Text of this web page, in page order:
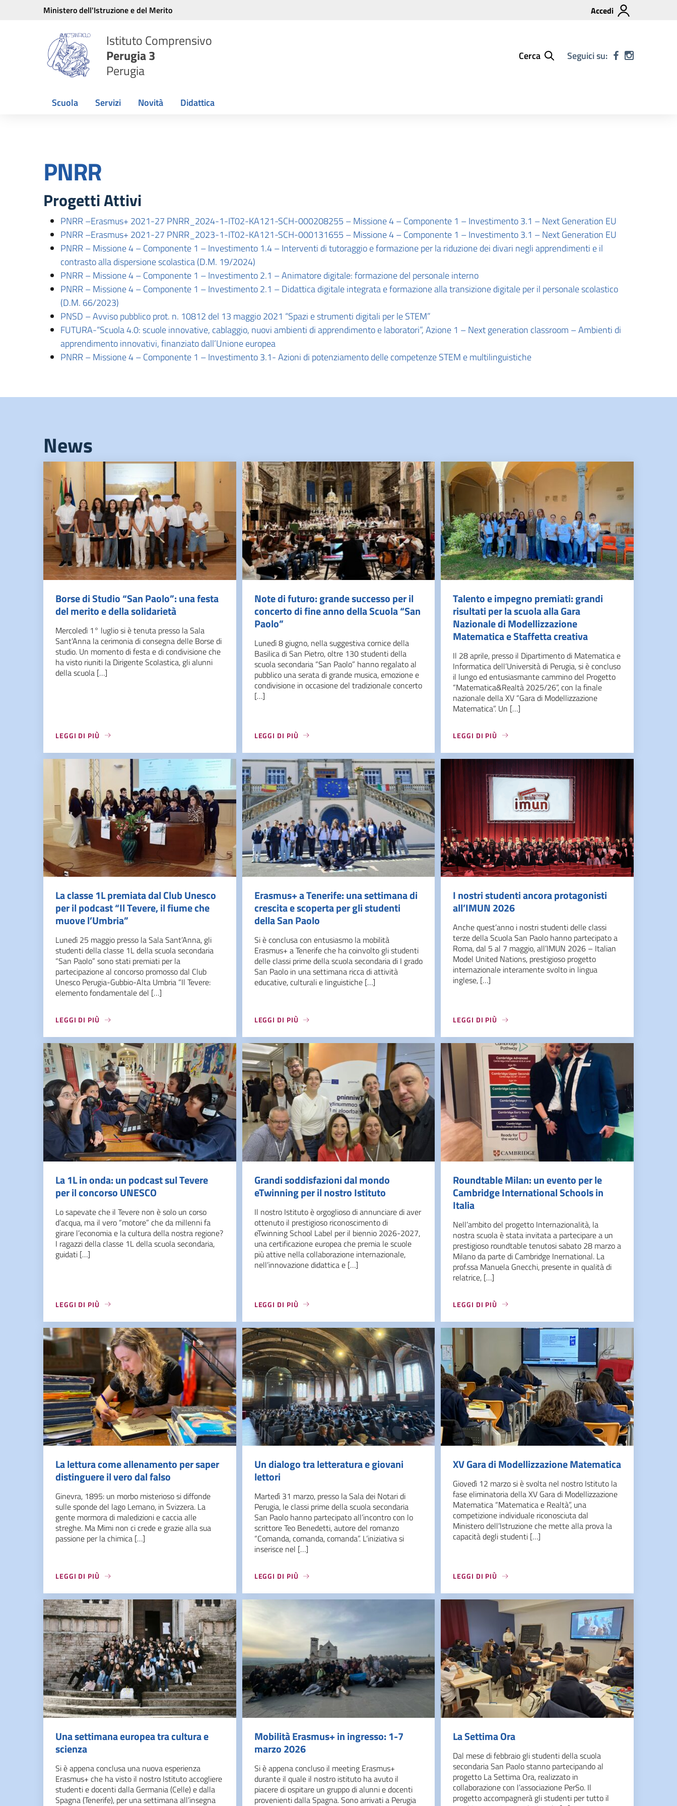
Vai ai contenuti
Vai al menu di navigazione
Ministero dell'Istruzione e del Merito Accedi
Istituto Comprensivo
Perugia 3
Perugia
Cerca Seguici su:
Scuola Servizi Novità Didattica
PNRR
Progetti Attivi
PNRR –Erasmus+ 2021-27 PNRR_2024-1-IT02-KA121-SCH-000208255 – Missione 4 – Componente 1 – Investimento 3.1 – Next Generation EU
PNRR –Erasmus+ 2021-27 PNRR_2023-1-IT02-KA121-SCH-000131655 – Missione 4 – Componente 1 – Investimento 3.1 – Next Generation EU
PNRR – Missione 4 – Componente 1 – Investimento 1.4 – Interventi di tutoraggio e formazione per la riduzione dei divari negli apprendimenti e il
contrasto alla dispersione scolastica (D.M. 19/2024)
PNRR – Missione 4 – Componente 1 – Investimento 2.1 – Animatore digitale: formazione del personale interno
PNRR – Missione 4 – Componente 1 – Investimento 2.1 – Didattica digitale integrata e formazione alla transizione digitale per il personale scolastico
(D.M. 66/2023)
PNSD – Avviso pubblico prot. n. 10812 del 13 maggio 2021 “Spazi e strumenti digitali per le STEM”
FUTURA-“Scuola 4.0: scuole innovative, cablaggio, nuovi ambienti di apprendimento e laboratori”, Azione 1 – Next generation classroom – Ambienti di
apprendimento innovativi, finanziato dall’Unione europea
PNRR – Missione 4 – Componente 1 – Investimento 3.1- Azioni di potenziamento delle competenze STEM e multilinguistiche
News
Borse di Studio “San Paolo”: una festa
del merito e della solidarietà
Mercoledì 1° luglio si è tenuta presso la Sala
Sant’Anna la cerimonia di consegna delle Borse di
studio. Un momento di festa e di condivisione che
ha visto riuniti la Dirigente Scolastica, gli alunni
della scuola […]
LEGGI DI PIÙ
Note di futuro: grande successo per il
concerto di fine anno della Scuola “San
Paolo”
Lunedì 8 giugno, nella suggestiva cornice della
Basilica di San Pietro, oltre 130 studenti della
scuola secondaria “San Paolo” hanno regalato al
pubblico una serata di grande musica, emozione e
condivisione in occasione del tradizionale concerto
[…]
LEGGI DI PIÙ
Talento e impegno premiati: grandi
risultati per la scuola alla Gara
Nazionale di Modellizzazione
Matematica e Staffetta creativa
Il 28 aprile, presso il Dipartimento di Matematica e
Informatica dell’Università di Perugia, si è concluso
il lungo ed entusiasmante cammino del Progetto
“Matematica&Realtà 2025/26”, con la finale
nazionale della XV “Gara di Modellizzazione
Matematica”. Un […]
LEGGI DI PIÙ
La classe 1L premiata dal Club Unesco
per il podcast “Il Tevere, il fiume che
muove l’Umbria”
Lunedì 25 maggio presso la Sala Sant’Anna, gli
studenti della classe 1L della scuola secondaria
“San Paolo” sono stati premiati per la
partecipazione al concorso promosso dal Club
Unesco Perugia-Gubbio-Alta Umbria “Il Tevere:
elemento fondamentale del […]
LEGGI DI PIÙ
Erasmus+ a Tenerife: una settimana di
crescita e scoperta per gli studenti
della San Paolo
Si è conclusa con entusiasmo la mobilità
Erasmus+ a Tenerife che ha coinvolto gli studenti
delle classi prime della scuola secondaria di I grado
San Paolo in una settimana ricca di attività
educative, culturali e linguistiche […]
LEGGI DI PIÙ
I nostri studenti ancora protagonisti
all’IMUN 2026
Anche quest’anno i nostri studenti delle classi
terze della Scuola San Paolo hanno partecipato a
Roma, dal 5 al 7 maggio, all’IMUN 2026 – Italian
Model United Nations, prestigioso progetto
internazionale interamente svolto in lingua
inglese, […]
LEGGI DI PIÙ
La 1L in onda: un podcast sul Tevere
per il concorso UNESCO
Lo sapevate che il Tevere non è solo un corso
d’acqua, ma il vero “motore” che da millenni fa
girare l’economia e la cultura della nostra regione?
I ragazzi della classe 1L della scuola secondaria,
guidati […]
LEGGI DI PIÙ
Grandi soddisfazioni dal mondo
eTwinning per il nostro Istituto
Il nostro Istituto è orgoglioso di annunciare di aver
ottenuto il prestigioso riconoscimento di
eTwinning School Label per il biennio 2026-2027,
una certificazione europea che premia le scuole
più attive nella collaborazione internazionale,
nell’innovazione didattica e […]
LEGGI DI PIÙ
Roundtable Milan: un evento per le
Cambridge International Schools in
Italia
Nell’ambito del progetto Internazionalità, la
nostra scuola è stata invitata a partecipare a un
prestigioso roundtable tenutosi sabato 28 marzo a
Milano da parte di Cambridge Inernational. La
prof.ssa Manuela Gnecchi, presente in qualità di
relatrice, […]
LEGGI DI PIÙ
La lettura come allenamento per saper
distinguere il vero dal falso
Ginevra, 1895: un morbo misterioso si diffonde
sulle sponde del lago Lemano, in Svizzera. La
gente mormora di maledizioni e caccia alle
streghe. Ma Mimi non ci crede e grazie alla sua
passione per la chimica […]
LEGGI DI PIÙ
Un dialogo tra letteratura e giovani
lettori
Martedì 31 marzo, presso la Sala dei Notari di
Perugia, le classi prime della scuola secondaria
San Paolo hanno partecipato all’incontro con lo
scrittore Teo Benedetti, autore del romanzo
“Comanda, comanda, comanda”. L’iniziativa si
inserisce nel […]
LEGGI DI PIÙ
XV Gara di Modellizzazione Matematica
Giovedì 12 marzo si è svolta nel nostro Istituto la
fase eliminatoria della XV Gara di Modellizzazione
Matematica “Matematica e Realtà”, una
competizione individuale riconosciuta dal
Ministero dell’Istruzione che mette alla prova la
capacità degli studenti […]
LEGGI DI PIÙ
Una settimana europea tra cultura e
scienza
Si è appena conclusa una nuova esperienza
Erasmus+ che ha visto il nostro Istituto accogliere
studenti e docenti dalla Germania (Celle) e dalla
Spagna (Tenerife), per una settimana all’insegna
Mobilità Erasmus+ in ingresso: 1-7
marzo 2026
Si è appena concluso il meeting Erasmus+
durante il quale il nostro istituto ha avuto il
piacere di ospitare un gruppo di alunni e docenti
provenienti dalla Spagna. Sono arrivati a Perugia
La Settima Ora
Dal mese di febbraio gli studenti della scuola
secondaria San Paolo stanno partecipando al
progetto La Settima Ora, realizzato in
collaborazione con l’associazione PerSo. Il
progetto accompagnerà gli studenti per tutto il